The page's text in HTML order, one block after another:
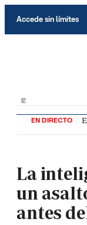
Accede sin límites
EN DIRECTO
La
un
antes